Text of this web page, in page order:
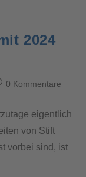
2024
0 Kommentare
eigentlich
von Stift
vorbei sind, ist